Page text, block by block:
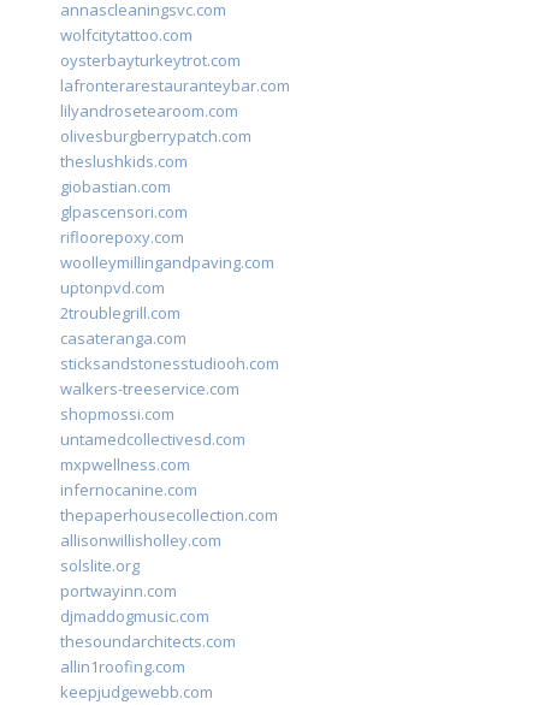
annascleaningsvc.com
wolfcitytattoo.com
oysterbayturkeytrot.com
lafronterarestauranteybar.com
lilyandrosetearoom.com
olivesburgberrypatch.com
theslushkids.com
giobastian.com
glpascensori.com
rifloorepoxy.com
woolleymillingandpaving.com
uptonpvd.com
2troublegrill.com
casateranga.com
sticksandstonesstudiooh.com
walkers-treeservice.com
shopmossi.com
untamedcollectivesd.com
mxpwellness.com
infernocanine.com
thepaperhousecollection.com
allisonwillisholley.com
solslite.org
portwayinn.com
djmaddogmusic.com
thesoundarchitects.com
allin1roofing.com
keepjudgewebb.com